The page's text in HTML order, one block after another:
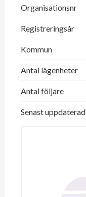
Organisationsnr
Registreringsår
Kommun
Antal lägenheter
Antal följare
Senast uppdaterad